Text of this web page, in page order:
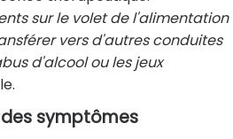
sur le volet de l'alimentation
vers d'autres conduites
d'alcool ou les jeux
symptômes